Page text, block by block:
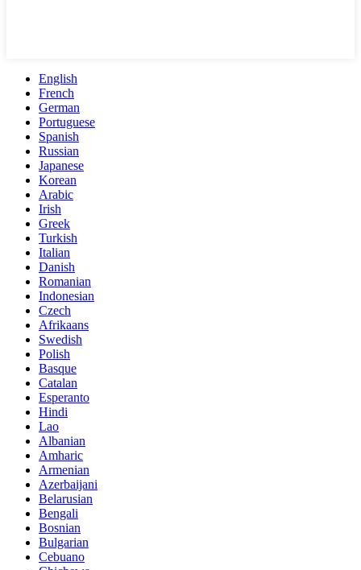
English
French
German
Portuguese
Spanish
Russian
Japanese
Korean
Arabic
Irish
Greek
Turkish
Italian
Danish
Romanian
Indonesian
Czech
Afrikaans
Swedish
Polish
Basque
Catalan
Esperanto
Hindi
Lao
Albanian
Amharic
Armenian
Azerbaijani
Belarusian
Bengali
Bosnian
Bulgarian
Cebuano